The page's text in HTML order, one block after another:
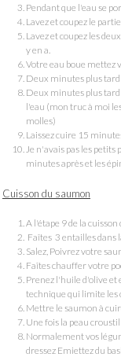
Pendant que l'eau se
Lavez et coupez le
Lavez et coupez les
y en a.
Votre eau boue mettez
Deux minutes plus
Deux minutes plus tard
l'eau (mon truc à moi
molles)
Laissez cuire 15
Je n'avais pas les
minutes après et les
Cuisson du saumon
A l'étape 9 de la cuisson
Faîtes 3 entailles dans
Salez, Poivrez votre
Faîtes chauffer votre
Prenez l'huile d'olive et
technique qui limite les
Mettre le saumon à
Une fois la peau
Normalement vos
dressez Emiettez du